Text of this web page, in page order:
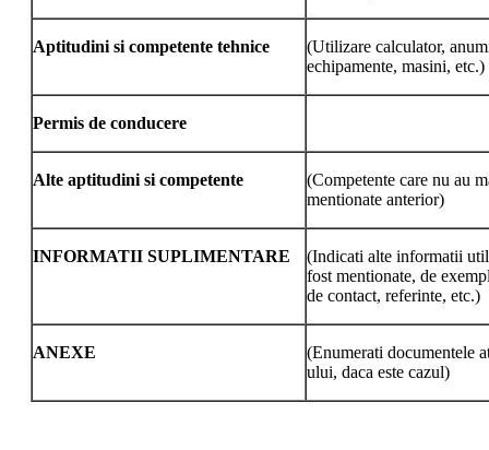
Aptitudini si competente tehnice
(Utilizare calculator,
echipamente, masini, etc.)
Permis de conducere
Alte aptitudini si competente
(Competente care nu au
mentionate anterior)
INFORMATII SUPLIMENTARE
(Indicati alte informatii
fost mentionate, de
de contact, referinte, etc.)
ANEXE
(Enumerati documentele
ului, daca este cazul)